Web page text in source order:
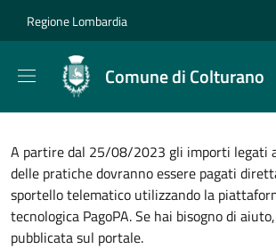
Regione Lombardia
Comune di Colturano
A partire dal 25/08/2023 gli importi legati
delle pratiche dovranno essere pagati
sportello telematico utilizzando la
tecnologica PagoPA. Se hai bisogno di
pubblicata sul portale.